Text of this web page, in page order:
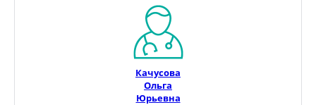
Качусова
Ольга
Юрьевна